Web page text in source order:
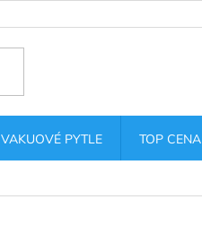
VAKUOVÉ PYTLE TOP CENA